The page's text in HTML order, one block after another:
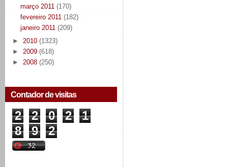
março 2011 (170)
fevereiro 2011 (182)
janeiro 2011 (209)
► 2010 (1323)
► 2009 (618)
► 2008 (250)
Contador de visitas
2 2 0 2
1
8
9 2